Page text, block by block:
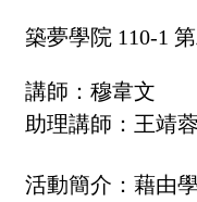
築夢學院 110-1
講師：穆韋文
助理講師：王靖
活動簡介： 藉由